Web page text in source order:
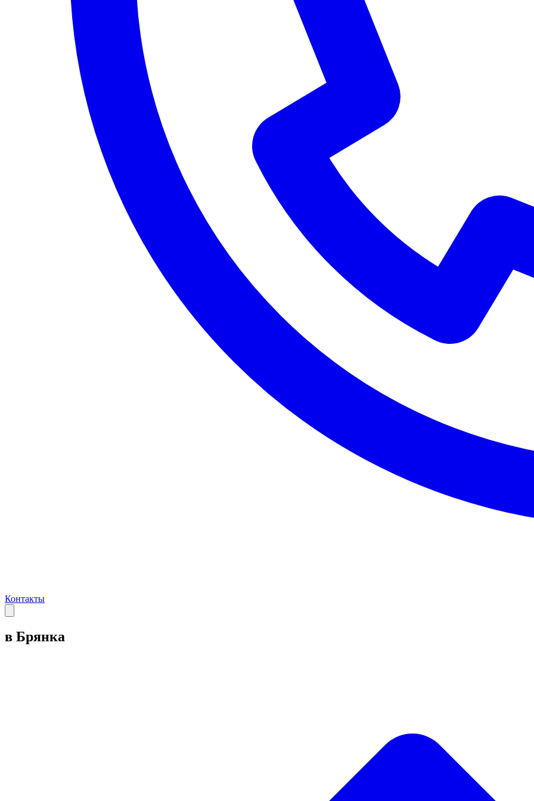
Контакты
в Брянка